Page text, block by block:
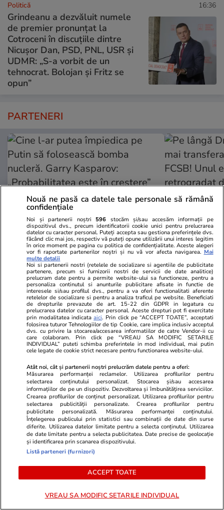
Politică 16:36
Grindeanu a dezvăluit numele
de premier pronunțat la
Cotroceni în discuțiile dintre
Nicușor Dan, PSD, PNL, USR și
UDMR: „S-a vorbit de un
tehnocrat. Bolojan și Fritz se
opun”
PARTENERI
Adevarul.ro
Cine l-ar putea împiedica pe Putin
să folosească bomba nucleră.
Garry Kasparov: „Probabilitatea
este în creștere”
Fanatik.ro
Pe lângă
mai
la FCSB!
retrogradat
Update
PARTENERI
alăptat pe fiul ei, Matei. Actrița a
dezvăluit public adevăratul motiv:
flancată de
Nouă ne pasă ca datele tale personale să rămână
confidențiale
Noi și partenerii noștri 596 stocăm și/sau accesăm informații pe
dispozitivul dvs., precum identificatorii cookie unici pentru prelucrarea
datelor cu caracter personal. Puteți accepta sau gestiona preferințele dvs.
făcând clic mai jos, respectiv vă puteți opune utilizării unui interes legitim
în orice moment pe pagina cu politica de confidențialitate. Aceste alegeri
vor fi raportate partenerilor noștri și nu vă vor afecta navigarea. Mai
multe detalii
Noi si partenerii nostri (retelele de socializare si agentiile de publicitate
partenere, precum si furnizorii nostri de servicii de date analitice)
prelucram date pentru a permite website-ului sa functioneze, pentru a
personaliza continutul si anunturile publicitare afisate in functie de
interesele si/sau profilul dvs., pentru a va oferi functionalitati aferente
retelelor de socializare si pentru a analiza traficul pe website. Beneficiati
de drepturile prevazute de art. 15-22 din GDPR in legatura cu
prelucrarea datelor cu caracter personal. Aceste drepturi pot fi exercitate
prin modalitatea indicataaici. Prin click pe “ACCEPT TOATE”, acceptati
folosirea tuturor Tehnologiilor de tip Cookie, care implica inclusiv acceptul
dvs. cu privire la stocarea/accesarea informatiilor de catre Vendor-ii cu
care colaboram. Prin click pe “VREAU SA MODIFIC SETARILE
INDIVIDUAL” puteti schimba preferintele in mod individual, mai putin
cele legate de cookie strict necesare pentru functionarea website-ului.
Atât noi, cât și partenerii noștri prelucrăm datele pentru a oferi:
Măsurarea performanței reclamelor. Utilizarea profilurilor pentru
selectarea conținutului personalizat. Stocarea și/sau accesarea
informațiilor de pe un dispozitiv. Dezvoltarea și îmbunătățirea serviciilor.
Crearea profilurilor de conținut personalizat. Utilizarea profilurilor pentru
selectarea publicității personalizate. Crearea profilurilor pentru
publicitate personalizată. Măsurarea performanței conținutului.
Înțelegerea publicului prin statistici sau combinații de date din surse
diferite. Utilizarea datelor limitate pentru a selecta conținutul. Utilizarea
de date limitate pentru a selecta publicitatea. Date precise de geolocație
și identificarea prin scanarea dispozitivului.
Listă parteneri (furnizori)
ACCEPT TOATE
VREAU SA MODIFIC SETARILE INDIVIDUAL